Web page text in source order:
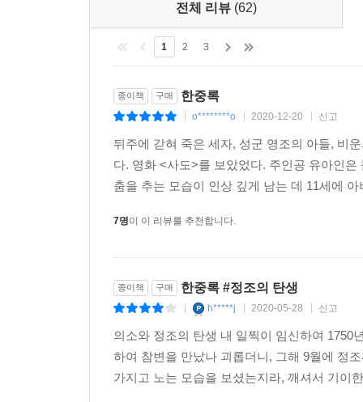
우리 안에 숨어 있던 원대한 상상력의 샘물
모두가 안다고 믿었지만 아무도 몰랐던 우리 고전
50년의 기다림, 5년의 기획, 이에 참여한 대한민국
문학동네 한국고전문학전집
이 시대, 우리 고전의 정의는 무엇인가? 우리가
드라마로 변용되지만 정작 한번도 읽어본 적 없
우리의 자산이다. 고전은 끝없는 상상력의 원천
모르고” 그저 착하기만 한 흥보의 해학, “차마
반세기를 기다리고, 백 년 앞을 내다보다
지금껏 ‘고전’이라는 이름으로 출간된 책은 많
원전의 말맛을 잃거나 반대로 원문 그대로 출판
50여년 만에 새로 발간됐다 칭할 만한 문학동네
전체 리뷰 (62)
1 2 3
종이책 구매 한중록
o********o 2020-12-20 신고
뒤주에 갇혀 죽은 세자, 성군 영조의 아들, 비
다. 영화 <사도>를 보았었다. 주인공 유아인
춤을 추는 모습이 인상 깊게 남는 데 11세에
7명이 이 리뷰를 추천합니다.
종이책 구매 한중록 #정조의 탄생
h*****j 2020-05-28 신고
의소와 정조의 탄생 내 일찍이 임신하여 1750
하여 참변을 만났나 괴롭더니, 그해 9월에 정
가지고 노는 모습을 보셨는지라, 깨셔서 기이